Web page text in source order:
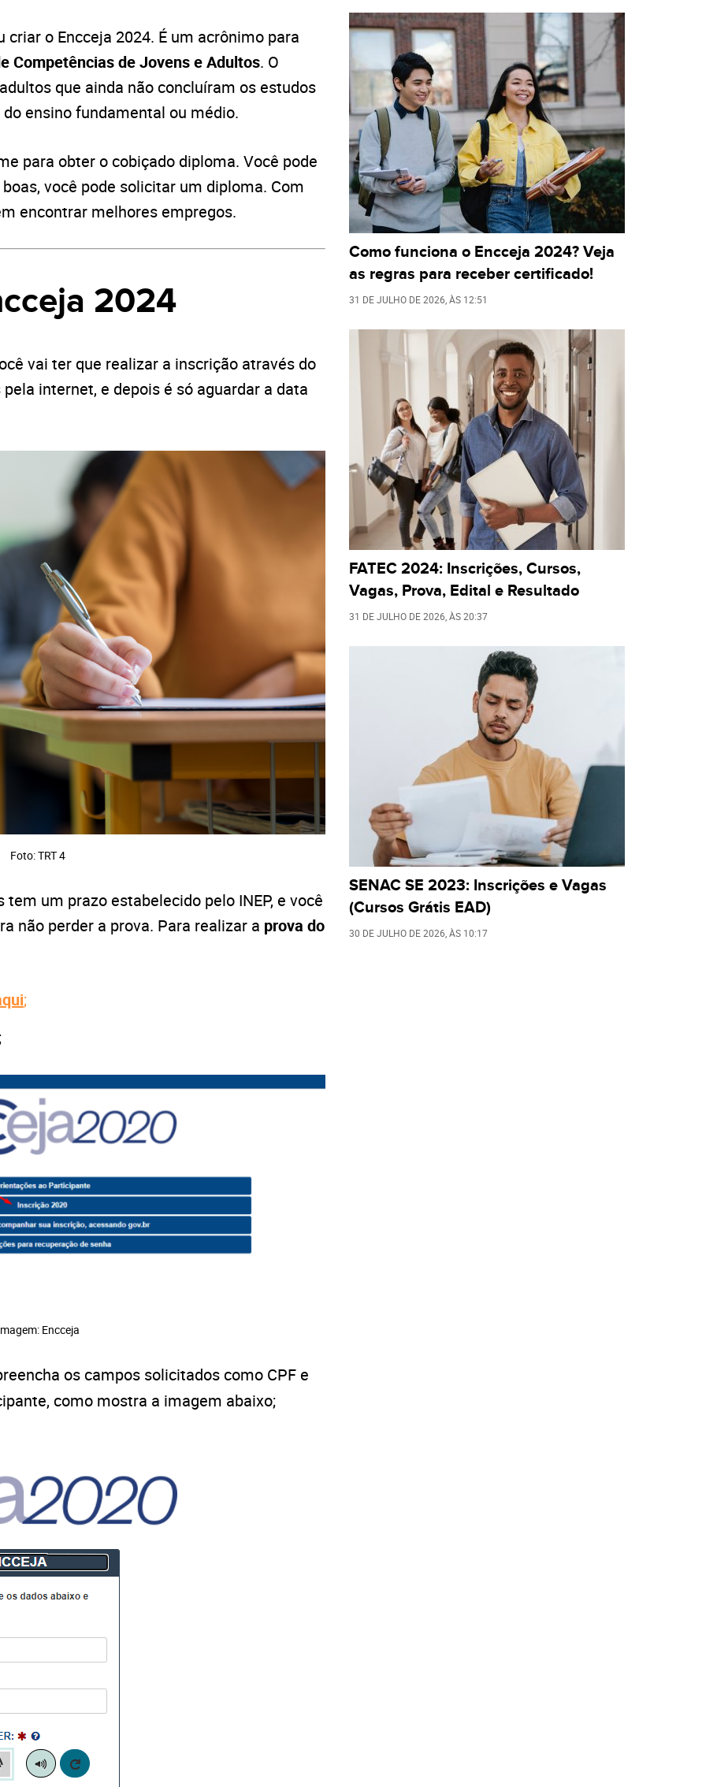
criar o Encceja 2024. É um acrônimo para
Competências de Jovens e Adultos. O
que ainda não concluíram os estudos
ensino fundamental ou médio.
para obter o cobiçado diploma. Você pode
você pode solicitar um diploma. Com
encontrar melhores empregos.
2024
vai ter que realizar a inscrição através do
internet, e depois é só aguardar a data
Foto: TRT 4
um prazo estabelecido pelo INEP, e você
não perder a prova. Para realizar a prova do
;
Encceja
os campos solicitados como CPF e
como mostra a imagem abaixo;
Como funciona o Encceja 2024? Veja
as regras para receber certificado!
31 DE JULHO DE 2026 , ÀS 12:51
FATEC 2024: Inscrições, Cursos,
Vagas, Prova, Edital e Resultado
31 DE JULHO DE 2026 , ÀS20:37
SENAC SE 2023: Inscrições e Vagas
(Cursos Grátis EAD)
30 DE JULHO DE 2026 , ÀS 10:17